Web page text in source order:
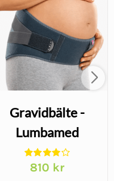
Gravidbälte -
Lumbamed
Maternity
810 kr